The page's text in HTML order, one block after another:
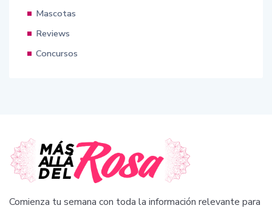
Mascotas
Reviews
Concursos
Comienza tu semana con toda la información relevante para